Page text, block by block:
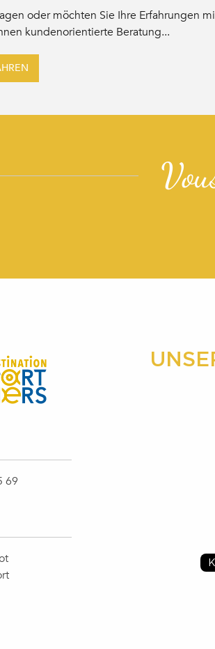
oder möchten Sie Ihre Erfahrungen
kundenorientierte Beratung...
69